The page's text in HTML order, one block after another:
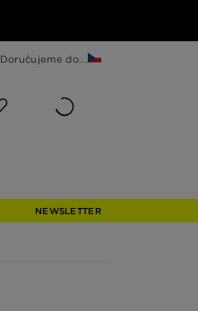
Doručujeme do...
NEWSLETTER